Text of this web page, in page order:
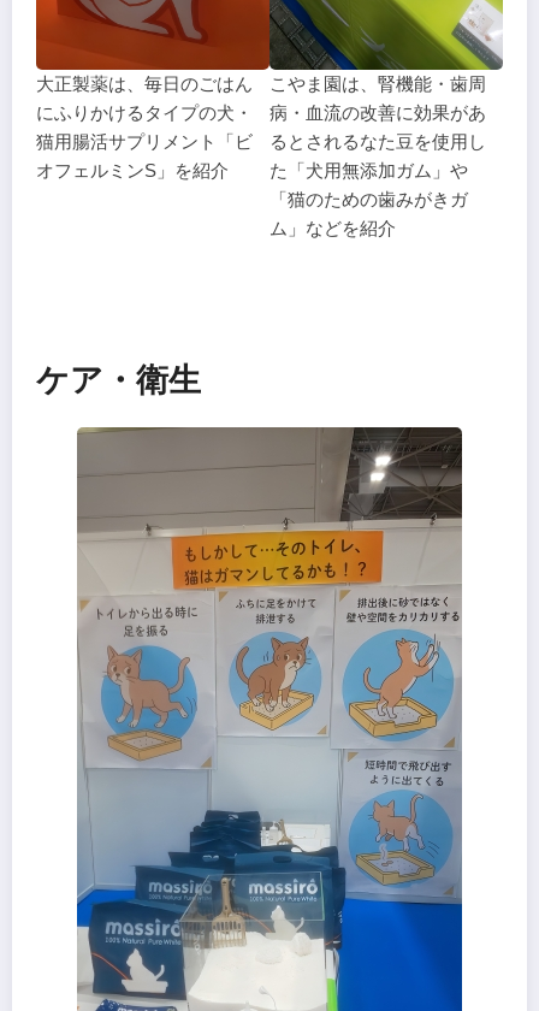
大正製薬は、毎日のごはん
にふりかけるタイプの犬・
猫用腸活サプリメント「ビ
オフェルミンS」を紹介
こやま園は、腎機能・歯周
病・血流の改善に効果があ
るとされるなた豆を使用し
た「犬用無添加ガム」や
「猫のための歯みがきガ
ム」などを紹介
ケア・衛生